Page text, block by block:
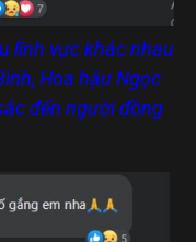
lĩnh vực khác nhau
Hoa hậu Ngọc
đến người đồng